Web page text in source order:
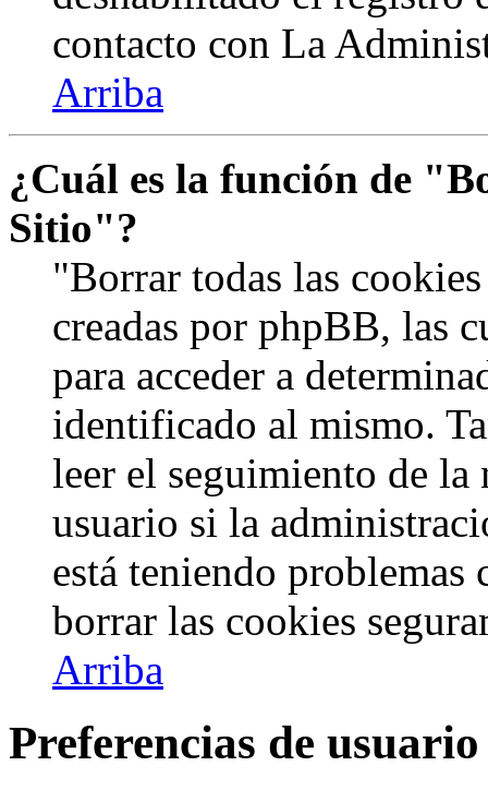
contacto con La
Arriba
¿Cuál es la función de
Sitio"?
"Borrar todas las
creadas por phpBB, las
para acceder a
identificado al mismo.
leer el seguimiento de
usuario si la
está teniendo
borrar las cookies
Arriba
Preferencias de